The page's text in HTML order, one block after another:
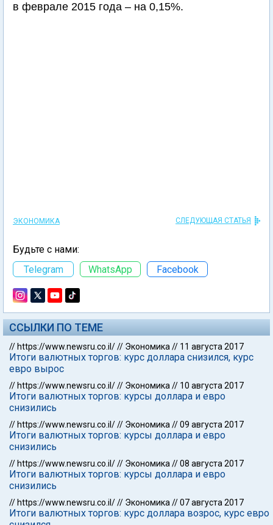
в феврале 2015 года – на 0,15%.
ЭКОНОМИКА СЛЕДУЮЩАЯ СТАТЬЯ
Будьте с нами:
Telegram
WhatsApp Facebook
ССЫЛКИ ПО ТЕМЕ
// https://www.newsru.co.il/// Экономика // 11 августа 2017
Итоги валютных торгов: курс доллара снизился, курс
евро вырос
// https://www.newsru.co.il/// Экономика // 10 августа 2017
Итоги валютных торгов: курсы доллара и евро
снизились
// https://www.newsru.co.il/// Экономика //09 августа 2017
Итоги валютных торгов: курсы доллара и евро
снизились
// https://www.newsru.co.il/// Экономика //08 августа 2017
Итоги валютных торгов: курсы доллара и евро
снизились
// https://www.newsru.co.il/// Экономика //07 августа 2017
Итоги валютных торгов: курс доллара возрос, курс евро